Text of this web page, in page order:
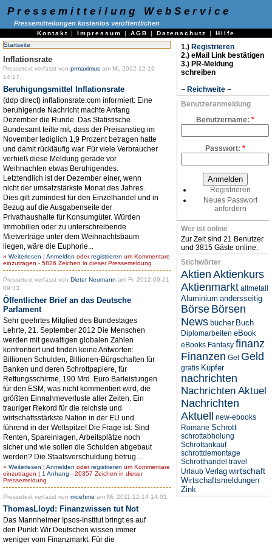
Pressemitteilung WebService
Pressemitteilungen kostenlos veröffentlichen
Kontakt | Impressum | AGB | Datenschutz | Hilfe
Startseite
Inflationsrate
Pressetext verfasst von prmaximus am Mi, 2012-12-19
14:17.
Beruhigungsmittel Inflationsrate
(ddp direct) inflationsrate.com informiert: Eine
beruhigende Nachricht machte Anfang
Dezember die Runde. Das Statistische
Bundesamt teilte mit, dass der Preisanstieg im
November lediglich 1,9 Prozent betragen hatte
und damit rückläufig war. Für viele Verbraucher
verhieß diese Meldung gerade vor
Weihnachten etwas Beruhigendes.
Letztendlich ist der Dezember einer, wenn
nicht der umsatzstärkste Monat des Jahres.
Dies gilt zumindest für den Einzelhandel und in
Bezug auf die Ausgabenseite der
Privathaushalte für Konsumgüter. Würden
Immobilien oder zu unterschreibende
Mietverträge unter dem Weihnachtsbaum
liegen, wäre die Euphorie...
» Weiterlesen | Anmelden oderregistrieren um Kommentare
einzutragen - 5826 Zeichen in dieser Pressemeldung
Pressetext verfasst von Dieter Neumann am Fr, 2012-09-21
09:33.
Öffentlicher Brief an das Deutsche
Parlament
Sehr geehrtes Mitglied des Bundestages
Lehrte, 21. September 2012 Die Menschen
werden mit gewaltigen globalen Zahlen
konfrontiert und finden keine Antworten:
Billionen Schulden, Billionen-Bürgschaften für
Banken und deren Schrottpapiere, für
Rettungsschirme, 190 Mrd. Euro Barleistungen
für den ESM, was nicht kommentiert wird, die
größten Einnahmeverluste aller Zeiten. Ein
trauriger Rekord für die reichste und
wirtschaftsstärkste Nation in der EU und
führend in der Weltspitze! Die Frage ist: Sind
Renten, Spareinlagen, Arbeitsplätze noch
sicher und wie sollen die Schulden abgebaut
werden? Die Staatsverschuldung betrug...
» Weiterlesen | Anmelden oderregistrieren um Kommentare
einzutragen | 1 Anhang - 20357 Zeichen in dieser
Pressemeldung
Pressetext verfasst von moehme am Mi, 2011-12-14 14:01.
ThomasLloyd: Finanzwissen tut Not
Das Mannheimer Ipsos-Institut bringt es auf
den Punkt: Wir Deutschen wissen immer
weniger vom Finanzmarkt. Für die
1.) Registrieren
2.) eMail Link bestätigen
3.) PR-Meldung
schreiben
~ Reichweite ~
Benutzeranmeldung
Benutzername: *
Passwort: *
Registrieren
Neues Passwort
anfordern
Wer ist online
Zur Zeit sind 21 Benutzer
und 3815 Gäste online.
Stichwörter
Aktien Aktienkurs
Aktienmarkt altmetall
Aluminium andersseitig
Börse Börsen
News bücher Buch
Diplomarbeiten eBook
eBooks Fantasy finanz
Finanzen Gel Geld
gratis Kupfer
nachrichten
Nachrichten Aktuel
Nachrichten
Aktuell
new-ebooks
Romane Schrott
schrottabholung
Schrottankauf
schrottdemontage
Schrotthandel travel
Urlaub Verlag wirtschaft
Wirtschaftsmeldungen
Zink